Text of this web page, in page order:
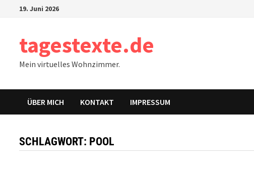
19. Juni 2026
tagestexte.de
Mein virtuelles Wohnzimmer.
ÜBER MICH KONTAKT IMPRESSUM
SCHLAGWORT: POOL